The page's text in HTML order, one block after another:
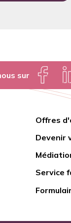
sur
Lien
Offres
Devenir
Service